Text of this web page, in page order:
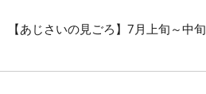
【あじさいの見ごろ】7月上旬～中旬